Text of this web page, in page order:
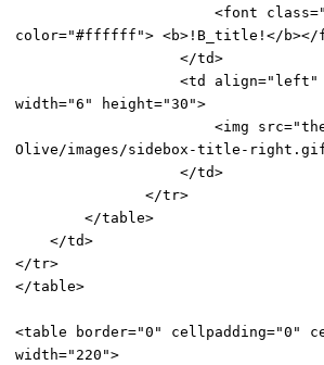
<font
color="#ffffff"> <b>!B_title!</b></
</td>
<td align="left"
width="6" height="30">
<img
Olive/images/sidebox-title-
</td>
</tr>
</table>
</td>
</tr>
</table>
<table border="0" cellpadding="0"
width="220">